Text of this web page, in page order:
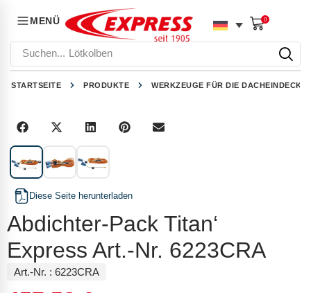
MENÜ 0
Suchen... Lötkolben
STARTSEITE PRODUKTE WERKZEUGE FÜR DIE
Diese Seite herunterladen
Abdichter-Pack Titan‘
Express Art.-Nr. 6223CRA
Art.-Nr. : 6223CRA